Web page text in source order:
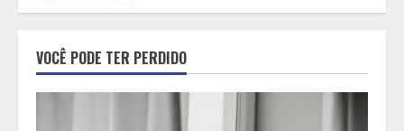
universitário: adultos que
conciliam estudo, trabalho e
família
VOCÊ PODE TER PERDIDO